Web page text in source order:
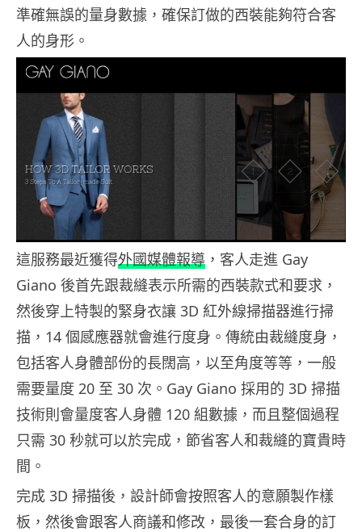
準確無誤的量身數據，確保訂做的西裝能夠符合客
人的身形。
這服務最近獲得外國媒體報導 ，客人走進 Gay
Giano 後首先跟裁縫表示所需的西裝款式和要求，
然後穿上特製的緊身衣讓 3D 紅外線掃描器進行掃
描，14 個感應器就會進行度身。傳統由裁縫度身，
包括客人身體部份的長闊高，以至角度等等，一般
需要量度 20 至 30 次。Gay Giano 採用的 3D 掃描
技術則會量度客人身體 120 組數據，而且整個過程
只需 30 秒就可以於完成，節省客人和裁縫的寶貴時
間。
完成 3D 掃描後，設計師會按照客人的意願製作樣
板，然後會跟客人商議和修改，最後一套合身的訂